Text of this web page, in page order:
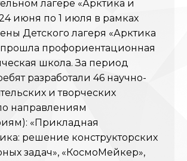
лагере «Арктика и
июня по 1 июля в рамках
Детского лагеря «Арктика
профориентационная
школа. За период
разработали 46 научно-
и творческих
направлениям
«Прикладная
решение конструкторских
задач», «КосмоМейкер»,